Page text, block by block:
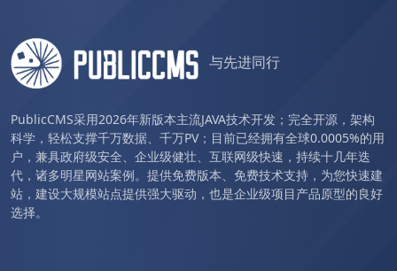
与先进同行
PublicCMS采用2026年新版本主流JAVA技术开发；完全开源，架构
科学，轻松支撑千万数据、千万PV；目前已经拥有全球0.0005%的用
户，兼具政府级安全、企业级健壮、互联网级快速，持续十几年迭
代，诸多明星网站案例。提供免费版本、免费技术支持，为您快速建
站，建设大规模站点提供强大驱动，也是企业级项目产品原型的良好
选择。